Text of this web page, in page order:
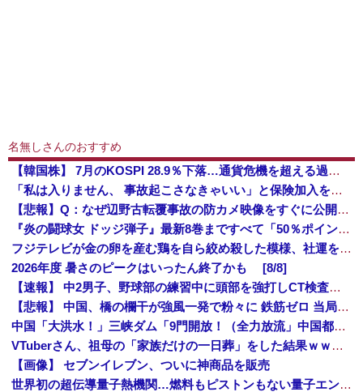
名無しさんのおすすめ
【韓国株】 7月のKOSPI 28.9％下落…通貨危機を超える過去最大の下げ幅
「私は入りません、 事故起こさなきゃいい」と保険加入を勧められた推し活民が反発、保険代が勿体無いし事故起こしたとして……
【悲報】Q：なぜ辺野古転覆事故の防カメ映像をすぐに公開しなかったのか？ → 玉城デニー知事の衝撃の回答がコチラ → ｗｗｗｗｗｗｗｗｗｗｗｗｗｗ...
『炎の闘球女 ドッジ弾子』最新8巻まですべて「50％ポイント還元」セール！3,505円分返ってくる！先月発売の新刊も対象！アニメ放送中！名前が下...
フジテレビが金の卵を産む鶏を自ら絞め殺した模様、社運を賭けたドル箱コンテンツが御蔵入りになってしまい……
2026年度 暑さのピークはいったん終了かも [8/8]
【速報】 中2男子、野球部の練習中に頭部を強打しCT検査→70代医師「問題ないです」→中学生死亡「他人のCT画像みてました」
【悲報】 中国、橋の欄干が強風一発で粉々に 鉄筋ゼロ 当局「接着剤でくっつけただけ」「正常で、品質問題はない」
中国「大洪水！」三峡ダム「9門開放！（全力放流」中国都市「三峡沿線の道路水没」中国政府「高速道路封鎖！」中国ダム「緊急放流に合わせて開門（土砂崩れ発生」→
VTuberさん、祖母の「家族だけの一日葬」をした結果ｗｗｗｗｗｗｗ
【画像】 セブンイレブン、ついに神商品を販売
世界初の超伝導量子熱機関…燃料もピストンもない量子エンジンが回った！